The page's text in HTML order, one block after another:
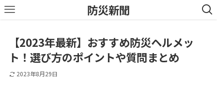
防災新聞
【2023年最新】おすすめ防災ヘルメッ
ト！選び方のポイントや質問まとめ
2023年8月29日